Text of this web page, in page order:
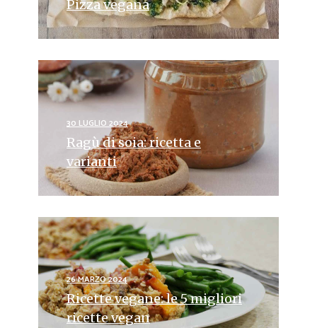
Pizza vegana
30 LUGLIO 2024
Ragù di soia: ricetta e
varianti
26 MARZO 2024
Ricette vegane: le 5 migliori
ricette vegan